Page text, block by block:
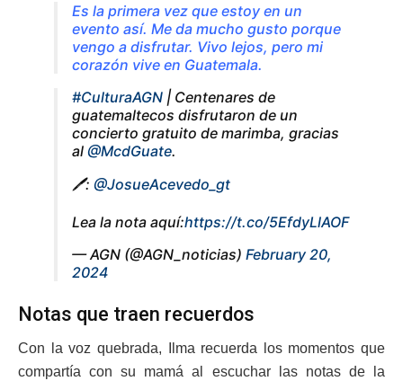
Es la primera vez que estoy en un
evento así. Me da mucho gusto porque
vengo a disfrutar. Vivo lejos, pero mi
corazón vive en Guatemala.
#CulturaAGN | Centenares de
guatemaltecos disfrutaron de un
concierto gratuito de marimba, gracias
al @McdGuate.
🖊️: @JosueAcevedo_gt
Lea la nota aquí:https://t.co/5EfdyLlAOF
— AGN (@AGN_noticias) February 20,
2024
Notas que traen recuerdos
Con la voz quebrada, Ilma recuerda los momentos que
compartía con su mamá al escuchar las notas de la